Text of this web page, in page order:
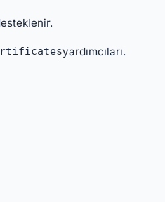
yardımcıları.